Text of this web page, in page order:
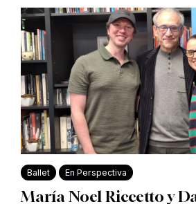
Ballet En Perspectiva
María Noel Riccetto y